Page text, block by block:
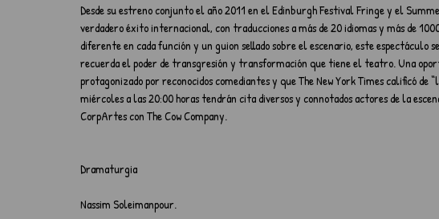
Desde su estreno conjunto el año 2011 en el Edinburgh Festival Fringe y el
verdadero éxito internacional, con traducciones a más de 20 idiomas y más de
diferente en cada función y un guion sellado sobre el escenario, este espectáculo
recuerda el poder de transgresión y transformación que tiene el teatro. Una
protagonizado por reconocidos comediantes y que The New York Times calificó
miércoles a las 20:00 horas tendrán cita diversos y connotados actores de la
CorpArtes con The Cow Company.
Dramaturgia
Nassim Soleimanpour.